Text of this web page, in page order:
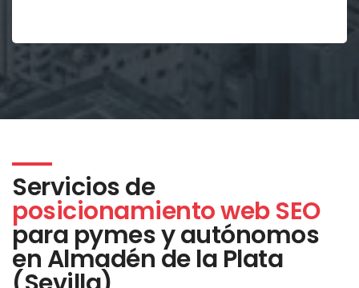
Servicios de
posicionamiento web SEO
para pymes y autónomos
en Almadén de la Plata